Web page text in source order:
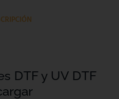
DTF y UV DTF